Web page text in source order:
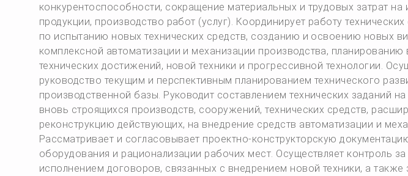
конкурентоспособности, сокращение материальных и трудовых затрат на
продукции, производство работ (услуг). Координирует работу
по испытанию новых технических средств, созданию и освоению новых
комплексной автоматизации и механизации производства, планированию
технических достижений, новой техники и прогрессивной технологии.
руководство текущим и перспективным планированием технического
производственной базы. Руководит составлением технических заданий
вновь строящихся производств, сооружений, технических средств,
реконструкцию действующих, на внедрение средств автоматизации и
Рассматривает и согласовывает проектно-конструкторскую
оборудования и рационализации рабочих мест. Осуществляет контроль
исполнением договоров, связанных с внедрением новой техники, а